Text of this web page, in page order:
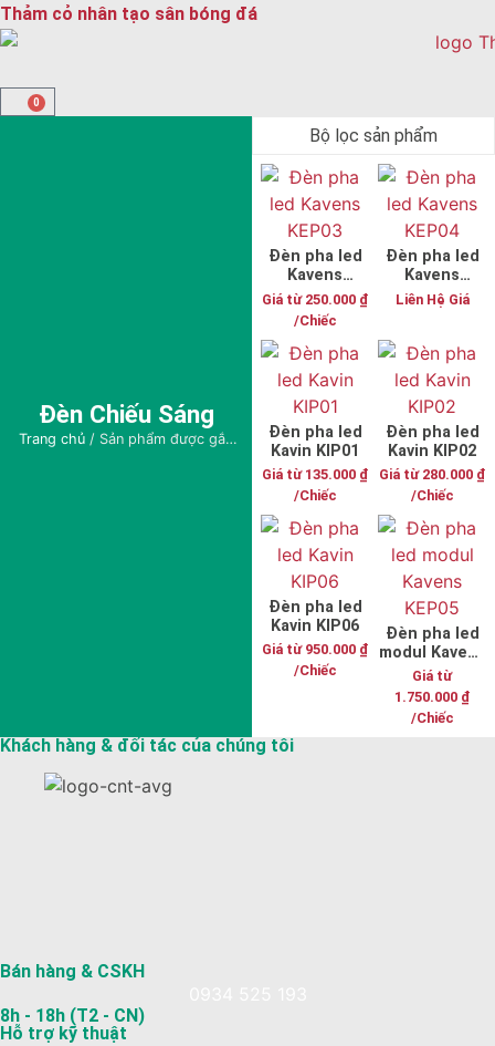
Thảm cỏ nhân tạo sân bóng đá
0
Đèn Chiếu Sáng
Trang chủ / Sản phẩm được gắn
Bộ lọc sản phẩm
Đèn pha led
Kavens
KEP03
Giá từ 250.000 ₫
/Chiếc
Đèn pha led
Kavens
KEP04
Liên Hệ Giá
Đèn pha led
Kavin KIP01
Giá từ 135.000 ₫
/Chiếc
Đèn pha led
Kavin KIP02
Giá từ 280.000 ₫
/Chiếc
Đèn pha led
Kavin KIP06
Giá từ 950.000 ₫
/Chiếc
Đèn pha led
modul Kavens
KEP05
Giá từ
1.750.000 ₫
/Chiếc
Khách hàng & đối tác của chúng tôi
Bán hàng & CSKH
8h - 18h (T2 - CN)
Hỗ trợ kỹ thuật